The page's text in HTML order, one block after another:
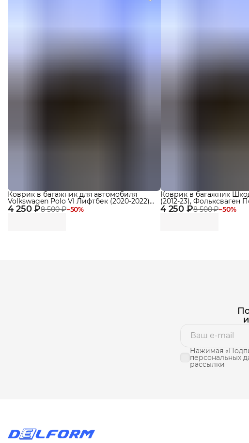
4 250 ₽8 500 ₽−50%
Коврик в багажник для автомобиля
Volkswagen Polo VI Лифтбек (2020-2022)
Premium 4 250 ₽8 500 ₽−50%
Коврик в багажник
(2012-23), Фольксваген
(2020-23)
Нажимая
персональных
рассылки